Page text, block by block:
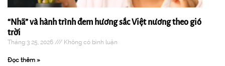
“Nhã” và hành trình đem hương sắc Việt nương theo gió
trời
Tháng 3 25, 2026 Không có bình luận
Đọc thêm »